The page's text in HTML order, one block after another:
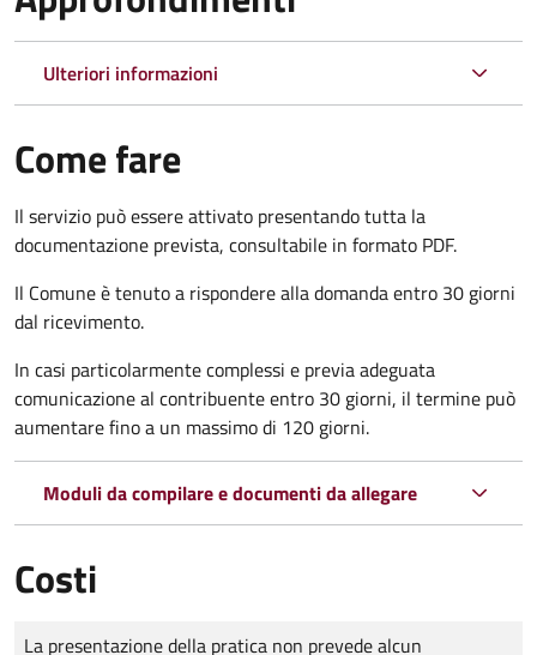
Ulteriori informazioni
Come fare
Il servizio può essere attivato presentando tutta la
documentazione prevista, consultabile in formato PDF.
Il Comune è tenuto a rispondere alla domanda entro 30 giorni
dal ricevimento.
In casi particolarmente complessi e previa adeguata
comunicazione al contribuente entro 30 giorni, il termine può
aumentare fino a un massimo di 120 giorni.
Moduli da compilare e documenti da allegare
Costi
Tipo di pagamento
Importo
La presentazione della pratica non prevede alcun